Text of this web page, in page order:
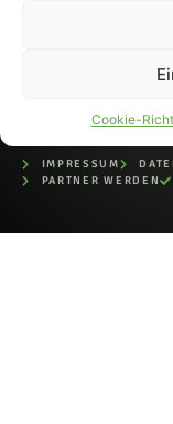
Cookie-
IMPRESSUM
PARTNER WERDEN